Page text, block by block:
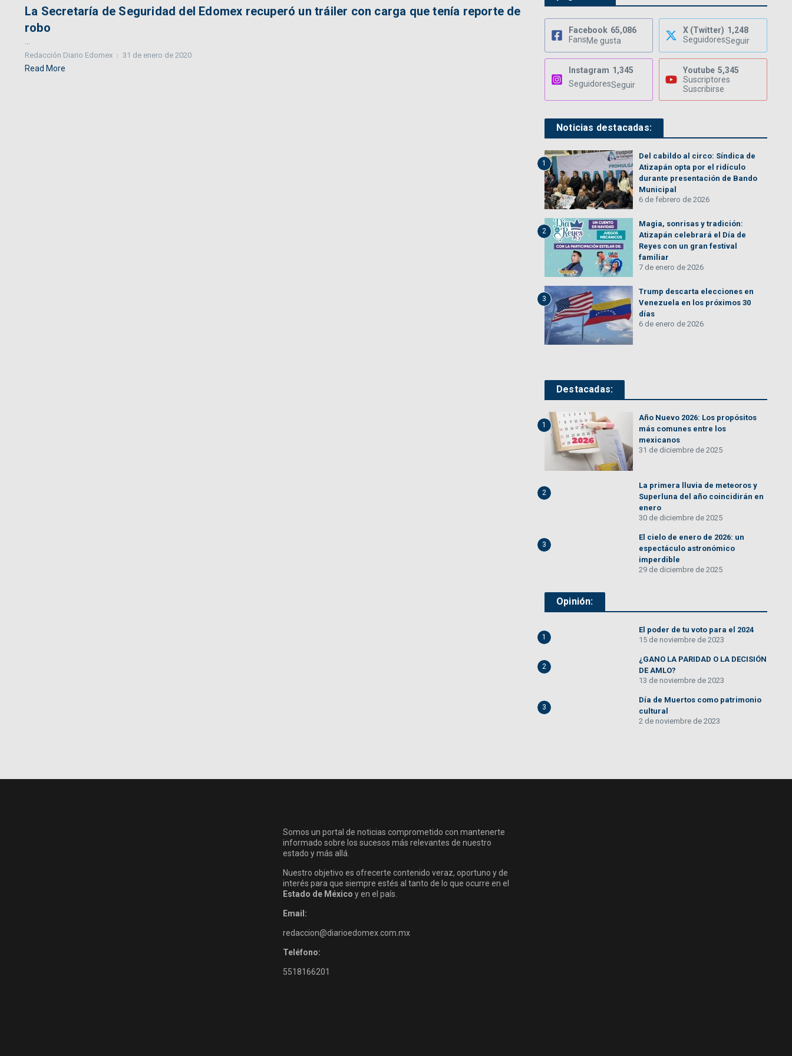
La Secretaría de Seguridad del Edomex recuperó un tráiler con carga que tenía reporte de
robo
...
Redacción Diario Edomex 31 de enero de 2020
Read More
Facebook 65,086
FansMe gusta
X (Twitter) 1,248
SeguidoresSeguir
Instagram 1,345
SeguidoresSeguir
Youtube 5,345
Suscriptores
Suscribirse
Noticias destacadas:
1
Del cabildo al circo: Síndica de
Atizapán opta por el ridículo
durante presentación de Bando
Municipal
6 de febrero de 2026
2
Magia, sonrisas y tradición:
Atizapán celebrará el Día de
Reyes con un gran festival
familiar
7 de enero de 2026
3
Trump descarta elecciones en
Venezuela en los próximos 30
días
6 de enero de 2026
Destacadas:
1
Año Nuevo 2026: Los propósitos
más comunes entre los
mexicanos
31 de diciembre de 2025
2
La primera lluvia de meteoros y
Superluna del año coincidirán en
enero
30 de diciembre de 2025
3
El cielo de enero de 2026: un
espectáculo astronómico
imperdible
29 de diciembre de 2025
Opinión:
1
El poder de tu voto para el 2024
15 de noviembre de 2023
2
¿GANO LA PARIDAD O LA DECISIÓN
DE AMLO?
13 de noviembre de 2023
3
Día de Muertos como patrimonio
cultural
2 de noviembre de 2023
Somos un portal de noticias comprometido con mantenerte
informado sobre los sucesos más relevantes de nuestro
estado y más allá.
Nuestro objetivo es ofrecerte contenido veraz, oportuno y de
interés para que siempre estés al tanto de lo que ocurre en el
Estado de México y en el país.
Email:
redaccion@diarioedomex.com.mx
Teléfono:
5518166201